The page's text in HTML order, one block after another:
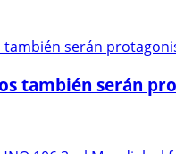
también serán